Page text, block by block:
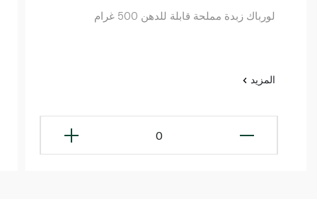
لورباك زبدة مملحة قابلة للدهن 500 غرام
المزيد
0